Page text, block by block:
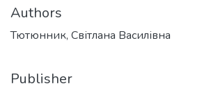
Authors
Тютюнник, Світлана Василівна
Publisher